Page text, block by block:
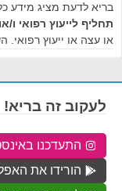
בריא לדעת מציג מידע
תחליף לייעוץ רפואי ו/
או עצה או ייעוץ
לעקוב זה בריא!
התעדכנו
הורידו את